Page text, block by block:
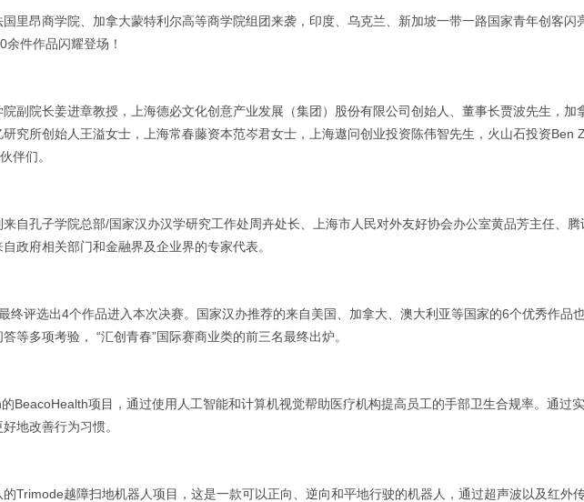
里昂商学院、加拿大蒙特利尔高等商学院组团来袭，印度、乌克兰、新加坡一带一路国家青年创客闪
件作品闪耀登场！
副院长姜进章教授，上海德必文化创意产业发展（集团）股份有限公司创始人、董事长贾波先生，加
究所创始人王溢女士，上海常春藤资本范岑君女士，上海遨问创业投资陈伟智先生，火山石投资Ben
伴们。
自孔子学院总部/国家汉办汉学研究工作处周卉处长、上海市人民对外友好协会办公室黄品芳主任、腾
政府相关部门和金融界及企业界的专家代表。
终评选出4个作品进入本次决赛。国家汉办推荐的来自美国、加拿大、澳大利亚等国家的6个优秀作品
等多项考验， “汇创青春”国际赛商业类的前三名最终出炉。
BeacoHealth项目，通过使用人工智能和计算机视觉帮助医疗机构提高员工的手部卫生合规率。通过
地改善行为习惯。
Trimode越障扫地机器人项目，这是一款可以正向、逆向和平地行驶的机器人，通过超声波以及红外